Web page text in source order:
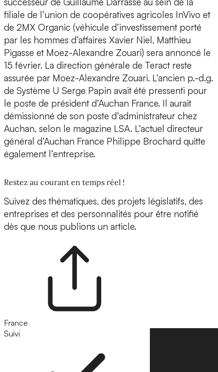
filiale de l’union de coopératives agricoles InVivo et
de 2MX Organic (véhicule d’investissement porté
par les hommes d’affaires Xavier Niel, Matthieu
Pigasse et Moez-Alexandre Zouari) sera annoncé le
15 février. La direction générale de Teract reste
assurée par Moez-Alexandre Zouari. L’ancien p.-d.g.
de Système U Serge Papin avait été pressenti pour
le poste de président d’Auchan France. Il aurait
démissionné de son poste d’administrateur chez
Auchan, selon le magazine LSA. L’actuel directeur
général d’Auchan France Philippe Brochard quitte
également l’entreprise.
Restez au courant en temps réel !
Suivez des thématiques, des projets législatifs, des
entreprises et des personnalités pour être notifié
dès que nous publions un article.
France
Suivi